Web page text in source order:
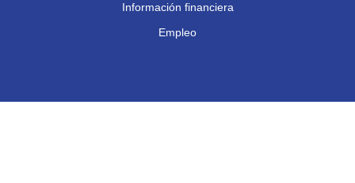
Información financiera
Empleo